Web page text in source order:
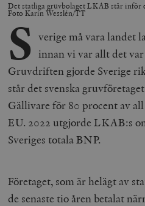
Det statliga gruvbolaget LKAB står inför
Foto Karin Wesslén/TT
S verige må vara landet
innan vi var allt det
Gruvdriften gjorde Sverige
står det svenska
Gällivare för 80 procent av
EU. 2022 utgjorde LKAB:s
Sveriges totala BNP.
Företaget, som är helägt av
de senaste tio åren betalat